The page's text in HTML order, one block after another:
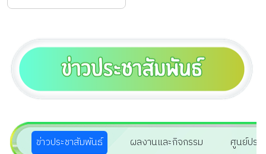
ข่าวประชาสัมพันธ์ ผลงานและกิจกรรม ศูนย์ประ